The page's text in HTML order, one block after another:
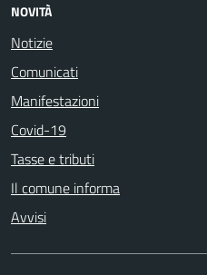
NOVITÀ
Notizie
Comunicati
Manifestazioni
Covid-19
Tasse e tributi
Il comune informa
Avvisi